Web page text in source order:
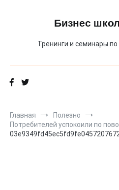
Бизнес
Тренинги и семинары
Главная
Полезно
Потребителей успокоили по